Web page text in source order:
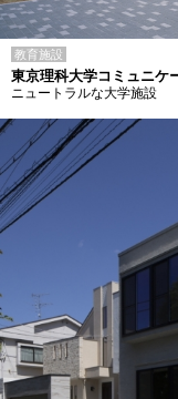
教育施設
東京理科大学コミュニケ
ニュートラルな大学施設